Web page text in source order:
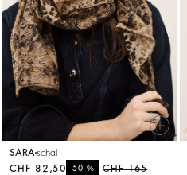
SARA schal
CHF 165
-50 %
CHF 82,50